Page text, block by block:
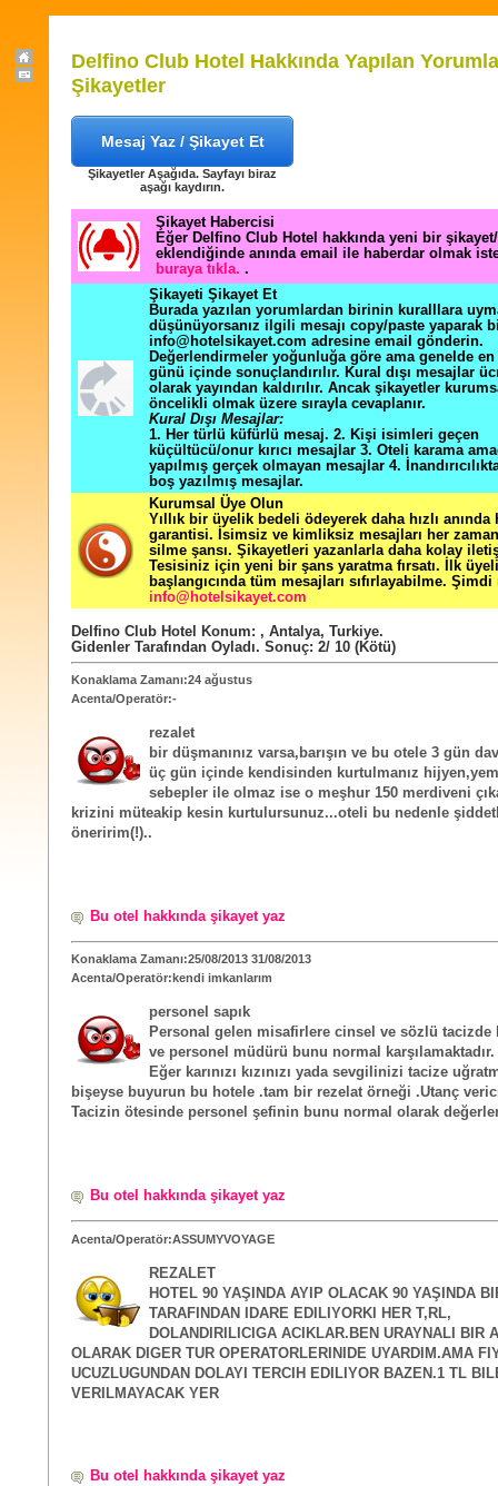
Delfino Club Hotel Hakkında Yapılan
Şikayetler
Mesaj Yaz / Şikayet Et
Şikayetler Aşağıda. Sayfayı biraz
aşağı kaydırın.
Şikayet Habercisi
Eğer Delfino Club Hotel hakkında yeni bir
eklendiğinde anında email ile haberdar olmak
buraya tıkla. .
Şikayeti Şikayet Et
Burada yazılan yorumlardan birinin kuralllara
düşünüyorsanız ilgili mesajı copy/paste yaparak
info@hotelsikayet.com adresine email gönderin.
Değerlendirmeler yoğunluğa göre ama genelde
günü içinde sonuçlandırılır. Kural dışı mesajlar
olarak yayından kaldırılır. Ancak şikayetler
öncelikli olmak üzere sırayla cevaplanır.
Kural Dışı Mesajlar:
1. Her türlü küfürlü mesaj. 2. Kişi isimleri geçen
küçültücü/onur kırıcı mesajlar 3. Oteli karama
yapılmış gerçek olmayan mesajlar 4.
boş yazılmış mesajlar.
Kurumsal Üye Olun
Yıllık bir üyelik bedeli ödeyerek daha hızlı
garantisi. İsimsiz ve kimliksiz mesajları her zaman
silme şansı. Şikayetleri yazanlarla daha kolay
Tesisiniz için yeni bir şans yaratma fırsatı. İlk
başlangıcında tüm mesajları sıfırlayabilme. Şimdi
info@hotelsikayet.com
Delfino Club Hotel Konum: , Antalya, Turkiye.
Gidenler Tarafından Oyladı. Sonuç: 2/ 10 (Kötü)
Konaklama Zamanı:24 ağustus
Acenta/Operatör:-
rezalet
bir düşmanınız varsa,barışın ve bu otele 3 gün
üç gün içinde kendisinden kurtulmanız
sebepler ile olmaz ise o meşhur 150 merdiveni
krizini müteakip kesin kurtulursunuz...oteli bu nedenle
öneririm(!)..
Bu otel hakkında şikayet yaz
Konaklama Zamanı:25/08/2013 31/08/2013
Acenta/Operatör:kendi imkanlarım
personel sapık
Personal gelen misafirlere cinsel ve sözlü tacizde
ve personel müdürü bunu normal karşılamaktadır.
Eğer karınızı kızınızı yada sevgilinizi tacize
bişeyse buyurun bu hotele .tam bir rezelat örneği .Utanç
Tacizin ötesinde personel şefinin bunu normal olarak
Bu otel hakkında şikayet yaz
Acenta/Operatör:ASSUMYVOYAGE
REZALET
HOTEL 90 YAŞINDA AYIP OLACAK 90 YAŞINDA
TARAFINDAN IDARE EDILIYORKI HER T,RL,
DOLANDIRILICIGA ACIKLAR.BEN URAYNALI BIR
OLARAK DIGER TUR OPERATORLERINIDE UYARDIM.AMA
UCUZLUGUNDAN DOLAYI TERCIH EDILIYOR BAZEN.1 TL
VERILMAYACAK YER
Bu otel hakkında şikayet yaz